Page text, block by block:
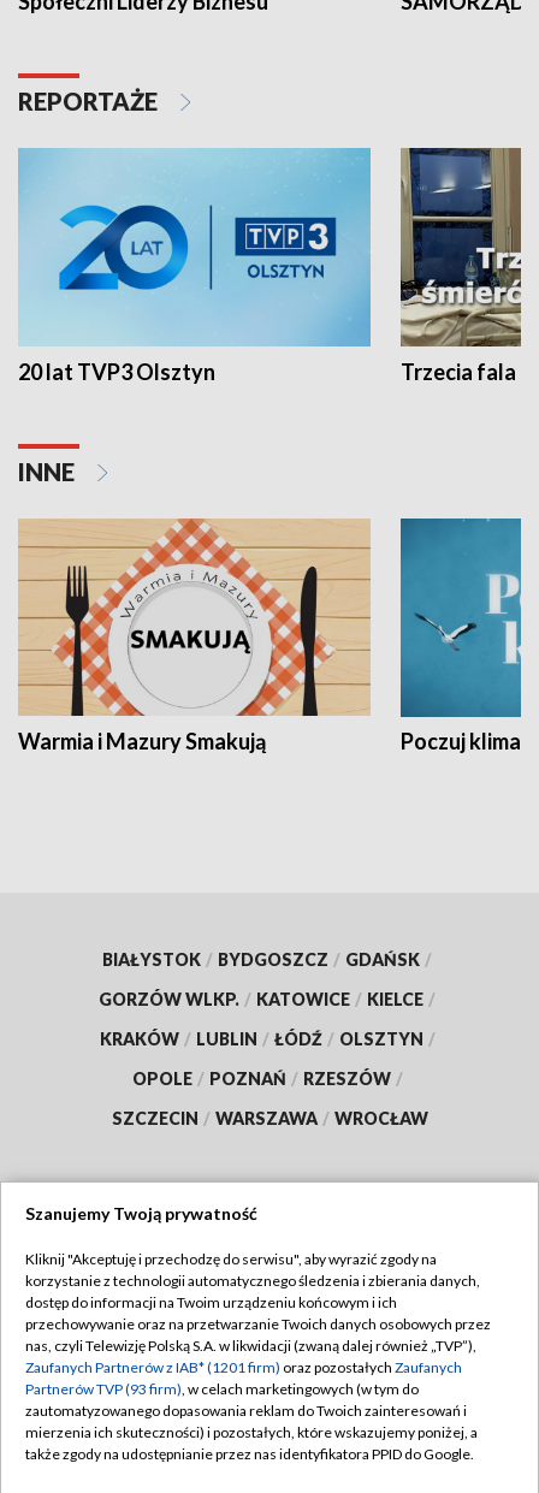
REPORTAŻE
20 lat TVP3 Olsztyn Trzecia fala -
INNE
Warmia i Mazury Smakują Poczuj klimat
BIAŁYSTOK / BYDGOSZCZ / GDAŃSK /
GORZÓW WLKP. / KATOWICE / KIELCE /
KRAKÓW / LUBLIN / ŁÓDŹ / OLSZTYN /
OPOLE / POZNAŃ / RZESZÓW /
SZCZECIN / WARSZAWA / WROCŁAW
TVP
Abonament TVP
Emisja w TVP
Centrum informacji TVP
Naziemna Telewizja Cyfrowa
Regulamin TVP
Polityka prywatności
Moje zgody
Pomoc
Szanujemy Twoją prywatność
Kliknij "Akceptuję i przechodzę do serwisu", aby wyrazić zgody na
korzystanie z technologii automatycznego śledzenia i zbierania danych,
dostęp do informacji na Twoim urządzeniu końcowym i ich
przechowywanie oraz na przetwarzanie Twoich danych osobowych przez
nas, czyli Telewizję Polską S.A. w likwidacji (zwaną dalej również „TVP”),
Zaufanych Partnerów z IAB* (1201 firm) oraz pozostałych Zaufanych
Partnerów TVP (93 firm), w celach marketingowych (w tym do
zautomatyzowanego dopasowania reklam do Twoich zainteresowań i
mierzenia ich skuteczności) i pozostałych, które wskazujemy poniżej, a
także zgody na udostępnianie przez nas identyfikatora PPID do Google.